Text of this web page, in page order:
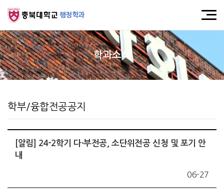
행정학과
학과소식
학부/융합전공공지
[알림] 24-2학기 다·부전공, 소단위전공 신청 및 포기 안
내
06-27